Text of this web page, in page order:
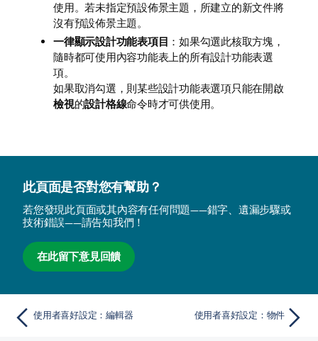
使用。若未指定預設佈景主題，所建立的新文件將
沒有預設佈景主題。
一律顯示設計功能表項目 ：如果勾選此核取方塊，
隨時都可使用內容功能表上的所有設計功能表選
項。
如果取消勾選，則某些設計功能表選項只能在開啟
檢視的設計格線命令時才可供使用。
此頁面是否對您有幫助？
若您發現此頁面或其內容有任何問題——錯字、遺漏步驟或
技術錯誤——請告知我們！
在此留下意見回饋
使用者喜好設定：編輯器 使用者喜好設定：物件